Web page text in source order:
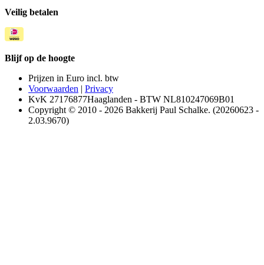
Veilig betalen
Blijf op de hoogte
Prijzen in Euro incl. btw
Voorwaarden | Privacy
KvK 27176877Haaglanden - BTW NL810247069B01
Copyright © 2010 - 2026 Bakkerij Paul Schalke. (20260623 -
2.03.9670)